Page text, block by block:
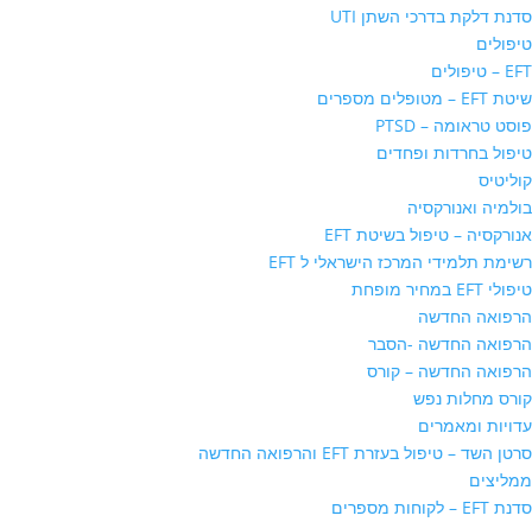
סדנת דלקת בדרכי השתן UTI
טיפולים
EFT – טיפולים
שיטת EFT – מטופלים מספרים
פוסט טראומה – PTSD
טיפול בחרדות ופחדים
קוליטיס
בולמיה ואנורקסיה
אנורקסיה – טיפול בשיטת EFT
רשימת תלמידי המרכז הישראלי ל EFT
טיפולי EFT במחיר מופחת
הרפואה החדשה
הרפואה החדשה -הסבר
הרפואה החדשה – קורס
קורס מחלות נפש
עדויות ומאמרים
סרטן השד – טיפול בעזרת EFT והרפואה החדשה
ממליצים
סדנת EFT – לקוחות מספרים